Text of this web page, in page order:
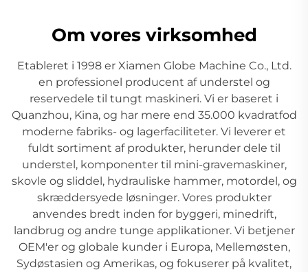
Om vores virksomhed
Etableret i 1998 er Xiamen Globe Machine Co., Ltd.
en professionel producent af understel og
reservedele til tungt maskineri. Vi er baseret i
Quanzhou, Kina, og har mere end 35.000 kvadratfod
moderne fabriks- og lagerfaciliteter. Vi leverer et
fuldt sortiment af produkter, herunder dele til
understel, komponenter til mini-gravemaskiner,
skovle og sliddel, hydrauliske hammer, motordel, og
skræddersyede løsninger. Vores produkter
anvendes bredt inden for byggeri, minedrift,
landbrug og andre tunge applikationer. Vi betjener
OEM'er og globale kunder i Europa, Mellemøsten,
Sydøstasien og Amerikas, og fokuserer på kvalitet,